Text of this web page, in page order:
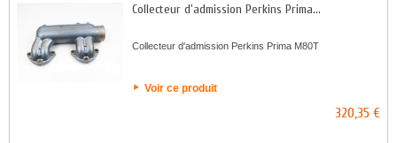
Collecteur d'admission Perkins Prima...
Collecteur d'admission Perkins Prima M80T
Voir ce produit
320,35 €